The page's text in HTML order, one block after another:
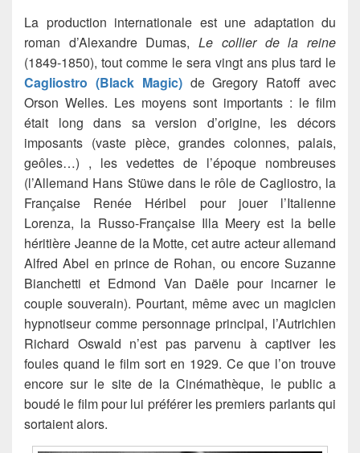
La production internationale est une adaptation du
roman d’Alexandre Dumas,Le collier de la reine
(1849-1850), tout comme le sera vingt ans plus tard le
Cagliostro (Black Magic)de Gregory Ratoff avec
Orson Welles. Les moyens sont importants : le film
était long dans sa version d’origine, les décors
imposants (vaste pièce, grandes colonnes, palais,
geôles…) , les vedettes de l’époque nombreuses
(l’Allemand Hans Stüwe dans le rôle de Cagliostro, la
Française Renée Héribel pour jouer l’Italienne
Lorenza, la Russo-Française Illa Meery est la belle
héritière Jeanne de la Motte, cet autre acteur allemand
Alfred Abel en prince de Rohan, ou encore Suzanne
Bianchetti et Edmond Van Daële pour incarner le
couple souverain). Pourtant, même avec un magicien
hypnotiseur comme personnage principal, l’Autrichien
Richard Oswald n’est pas parvenu à captiver les
foules quand le film sort en 1929. Ce que l’on trouve
encore sur le site de la Cinémathèque, le public a
boudé le film pour lui préférer les premiers parlants qui
sortaient alors.